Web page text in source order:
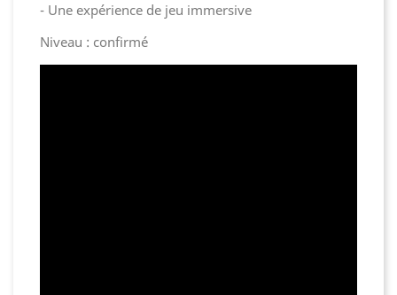
- Une expérience de jeu immersive
Niveau : confirmé